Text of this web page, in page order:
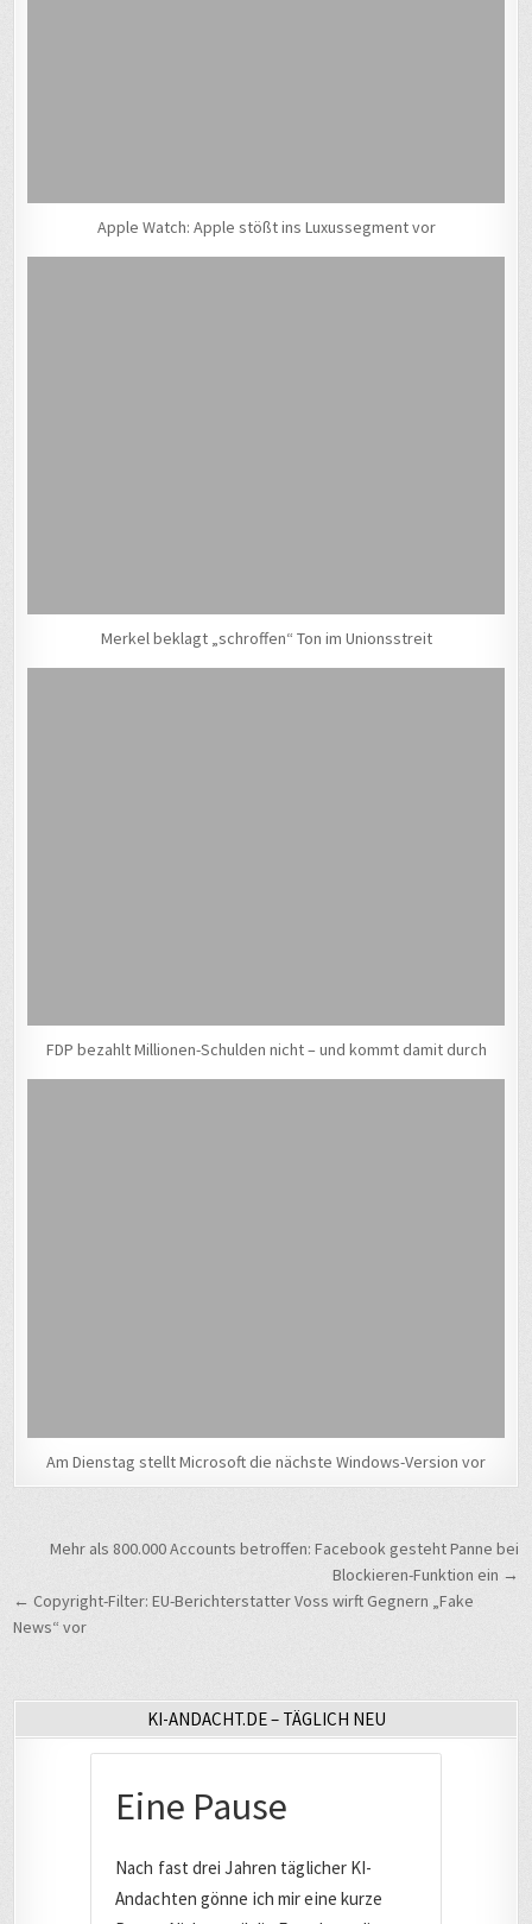
Apple Watch: Apple stößt ins Luxussegment vor
Merkel beklagt „schroffen“ Ton im Unionsstreit
FDP bezahlt Millionen-Schulden nicht – und kommt damit durch
Am Dienstag stellt Microsoft die nächste Windows-Version vor
Beitragsnavigation
Mehr als 800.000 Accounts betroffen: Facebook gesteht Panne bei
Blockieren-Funktion ein →
← Copyright-Filter: EU-Berichterstatter Voss wirft Gegnern „Fake
News“ vor
KI-ANDACHT.DE – TÄGLICH NEU